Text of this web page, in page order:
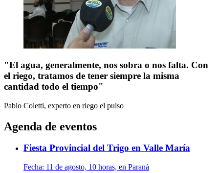
"El agua, generalmente, nos sobra o nos falta. Con
el riego, tratamos de tener siempre la misma
cantidad todo el tiempo"
Pablo Coletti, experto en riego el pulso
Agenda de eventos
Fiesta Provincial del Trigo en Valle María
Fecha: 11 de agosto, 10 horas, en Paraná